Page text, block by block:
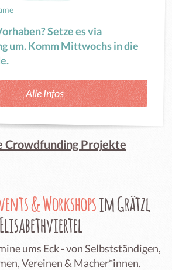
Setze es via
um. Komm Mittwochs in die
Alle Infos
Crowdfunding Projekte
& Workshopsim Grätzl
Elisabethviertel
ums Eck - von Selbstständigen,
Vereinen & Macher*innen.